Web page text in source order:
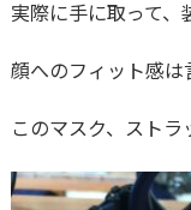
実際に手に取って、
顔へのフィット感
このマスク、ストラ